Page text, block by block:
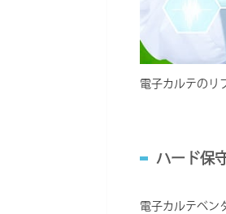
電子カルテのリ
ハード保
電子カルテベン